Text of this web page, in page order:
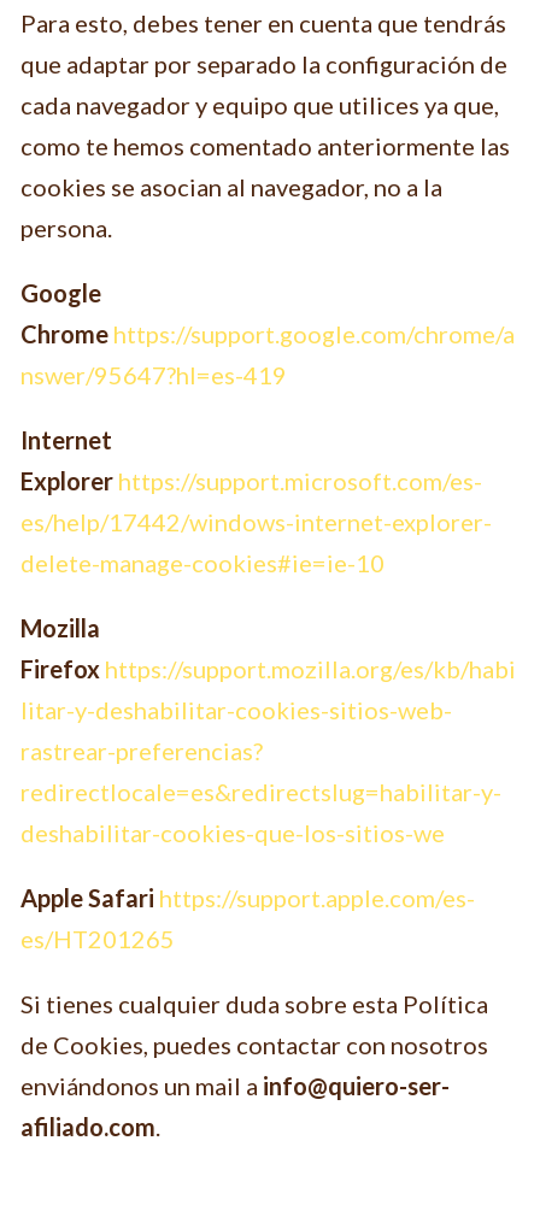
Para esto, debes tener en cuenta que tendrás
que adaptar por separado la configuración de
cada navegador y equipo que utilices ya que,
como te hemos comentado anteriormente las
cookies se asocian al navegador, no a la
persona.
Google
Chrome https://support.google.com/chrome/a
nswer/95647?hl=es-419
Internet
Explorer https://support.microsoft.com/es-
es/help/17442/windows-internet-explorer-
delete-manage-cookies#ie=ie-10
Mozilla
Firefox https://support.mozilla.org/es/kb/habi
litar-y-deshabilitar-cookies-sitios-web-
rastrear-preferencias?
redirectlocale=es&redirectslug=habilitar-y-
deshabilitar-cookies-que-los-sitios-we
Apple Safari https://support.apple.com/es-
es/HT201265
Si tienes cualquier duda sobre esta Política
de Cookies, puedes contactar con nosotros
enviándonos un mail a info@quiero-ser-
afiliado.com.